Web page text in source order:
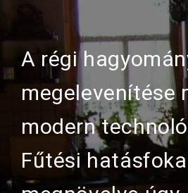
A régi
megelevenítése
modern
Fűtési hatásfoka